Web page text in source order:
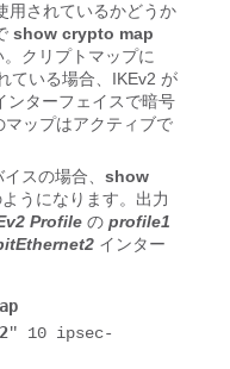
用されているかどうか
show crypto map
クリプトマップに
ている場合、IKEv2 が
ンターフェイスで暗号
ップはアクティブで
スの場合、 show
うになります。出力
Profile の profile1
インター
" 10 ipsec-